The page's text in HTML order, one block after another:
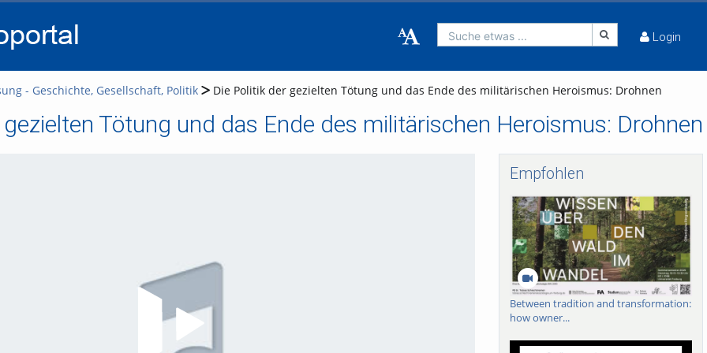
Suche etwas ... Login
- Geschichte, Gesellschaft, Politik Die Politik der gezielten Tötung und das Ende des militärischen Heroismus: Drohnen
gezielten Tötung und das Ende des militärischen Heroismus: Drohnen
Empfohlen
Between tradition and transformation:
how owner...